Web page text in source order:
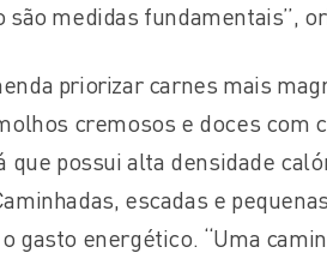
são medidas fundamentais”,
priorizar carnes mais
cremosos e doces com
que possui alta densidade
escadas e
gasto energético. “Uma